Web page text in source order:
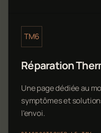
TM6
Réparation
Une page dédiée au
symptômes et
l'envoi.